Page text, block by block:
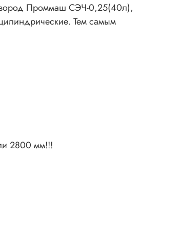
Проммаш СЭЧ-0,25(40л),
Тем самым
2800 мм!!!